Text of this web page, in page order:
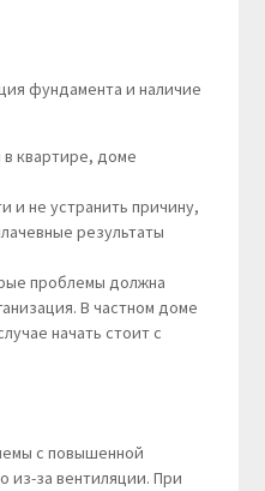
фундамента и наличие
и не устранить причину,
результаты
проблемы должна
В частном доме
начать стоит с
с повышенной
из-за вентиляции. При